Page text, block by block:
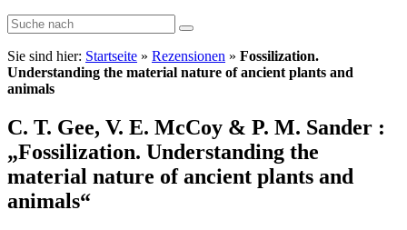
Sie sind hier: Startseite » Rezensionen » Fossilization.
Understanding the material nature of ancient plants and
animals
C. T. Gee, V. E. McCoy & P. M. Sander :
„Fossilization. Understanding the
material nature of ancient plants and
animals“